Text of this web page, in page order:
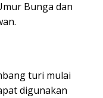
Bunga dan
turi mulai
digunakan